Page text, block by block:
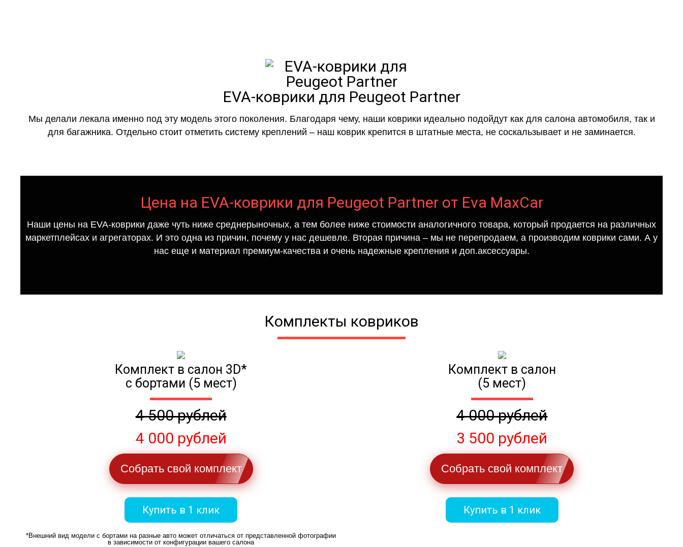
EVA-коврики для Peugeot Partner
Мы делали лекала именно под эту модель этого поколения. Благодаря чему, наши коврики идеально подойдут как для салона автомобиля, так и
для багажника. Отдельно стоит отметить систему креплений – наш коврик крепится в штатные места, не соскальзывает и не заминается.
Цена на EVA-коврики для Peugeot Partner от Eva MaxCar
Наши цены на EVA-коврики даже чуть ниже среднерыночных, а тем более ниже стоимости аналогичного товара, который продается на различных
маркетплейсах и агрегаторах. И это одна из причин, почему у нас дешевле. Вторая причина – мы не перепродаем, а производим коврики сами. А у
нас еще и материал премиум-качества и очень надежные крепления и доп.аксессуары.
Комплекты ковриков
Комплект в салон 3D*
с бортами (5 мест)
4 500 рублей
4 000 рублей
Собрать свой комплект
Купить в 1 клик
*Внешний вид модели с бортами на разные авто может отличаться от представленной фотографии
в зависимости от конфигурации вашего салона
Комплект в салон
(5 мест)
4 000 рублей
3 500 рублей
Собрать свой комплект
Купить в 1 клик